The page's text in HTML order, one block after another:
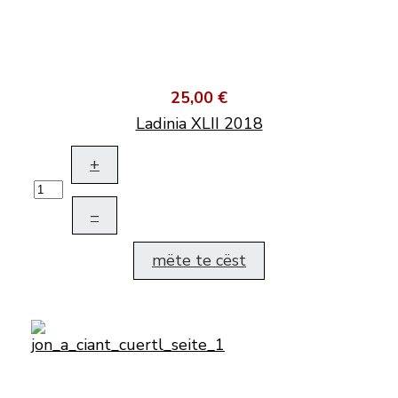
25,00 €
Ladinia XLII 2018
+
–
mëte te cëst